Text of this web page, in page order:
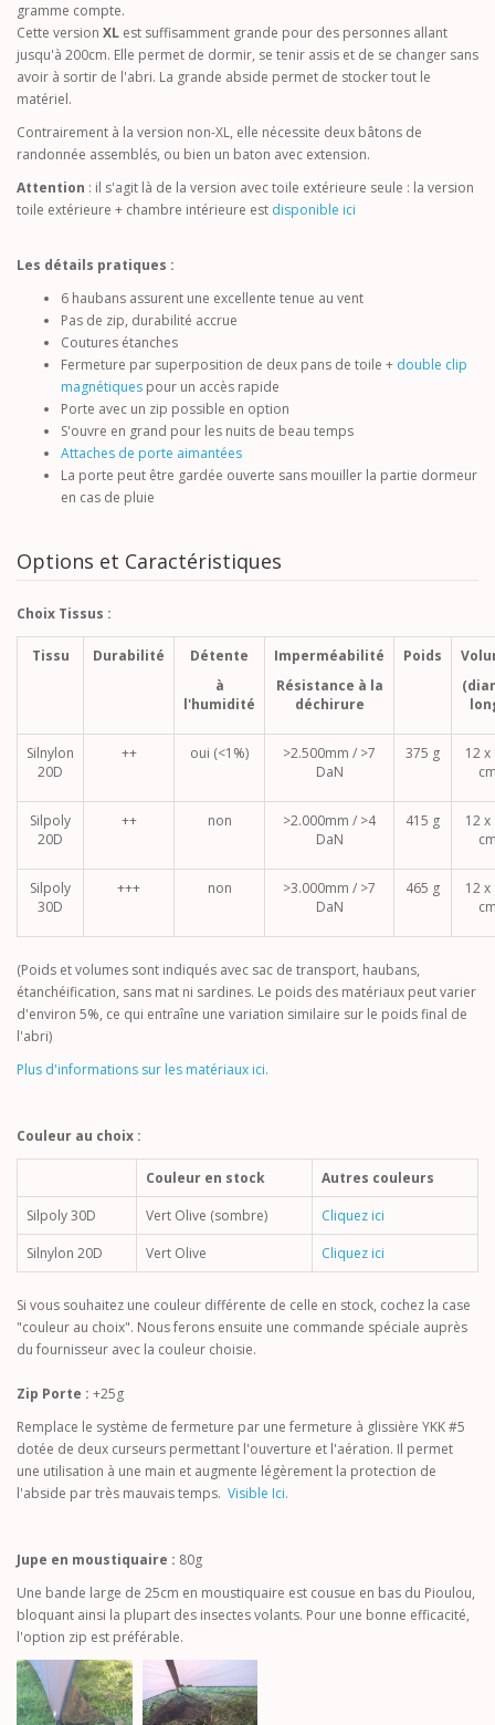
gramme compte.
Cette version XL est suffisamment grande pour des personnes allant
jusqu'à 200cm. Elle permet de dormir, se tenir assis et de se changer sans
avoir à sortir de l'abri. La grande abside permet de stocker tout le
matériel.
Contrairement à la version non-XL, elle nécessite deux bâtons de
randonnée assemblés, ou bien un baton avec extension.
Attention : il s'agit là de la version avec toile extérieure seule : la version
toile extérieure + chambre intérieure est disponible ici
Les détails pratiques :
6 haubans assurent une excellente tenue au vent
Pas de zip, durabilité accrue
Coutures étanches
Fermeture par superposition de deux pans de toile + double clip
magnétiques pour un accès rapide
Porte avec un zip possible en option
S'ouvre en grand pour les nuits de beau temps
Attaches de porte aimantées
La porte peut être gardée ouverte sans mouiller la partie dormeur
en cas de pluie
Options et Caractéristiques
Choix Tissus :
Tissu Durabilité
Détente
à
l'humidité
Imperméabilité
Résistance à la
déchirure
Poids
Silnylon
20D
++ oui (<1%)
>2.500mm / >7
DaN
375 g
12 x
Silpoly
20D
++ non
>2.000mm / >4
DaN
415 g
12 x
Silpoly
30D
+++ non
>3.000mm / >7
DaN
465 g
12 x
(Poids et volumes sont indiqués avec sac de transport, haubans,
étanchéification, sans mat ni sardines. Le poids des matériaux peut varier
d'environ 5%, ce qui entraîne une variation similaire sur le poids final de
l'abri)
Plus d'informations sur les matériaux ici.
Couleur au choix :
Couleur en stock
Autres couleurs
Silpoly 30D
Vert Olive (sombre)
Cliquez ici
Silnylon 20D
Vert Olive Cliquez ici
Si vous souhaitez une couleur différente de celle en stock, cochez la case
"couleur au choix". Nous ferons ensuite une commande spéciale auprès
du fournisseur avec la couleur choisie.
Zip Porte : +25g
Remplace le système de fermeture par une fermeture à glissière YKK #5
dotée de deux curseurs permettant l'ouverture et l'aération. Il permet
une utilisation à une main et augmente légèrement la protection de
l'abside par très mauvais temps. Visible Ici.
Jupe en moustiquaire : 80g
Une bande large de 25cm en moustiquaire est cousue en bas du Pioulou,
bloquant ainsi la plupart des insectes volants. Pour une bonne efficacité,
l'option zip est préférable.